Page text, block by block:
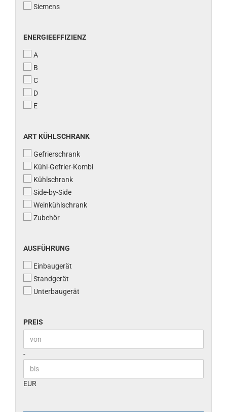
Siemens
ENERGIEEFFIZIENZ
ENERGIEEFFIZIENZ
A
B
C
D
E
ART
ART KÜHLSCHRANK
Gefrierschrank
Kühl-Gefrier-Kombi
Kühlschrank
Side-by-Side
Weinkühlschrank
Zubehör
AUSFÜHRUNG
AUSFÜHRUNG
Einbaugerät
Standgerät
Unterbaugerät
PREIS
PREIS
Preis bis
-
EUR